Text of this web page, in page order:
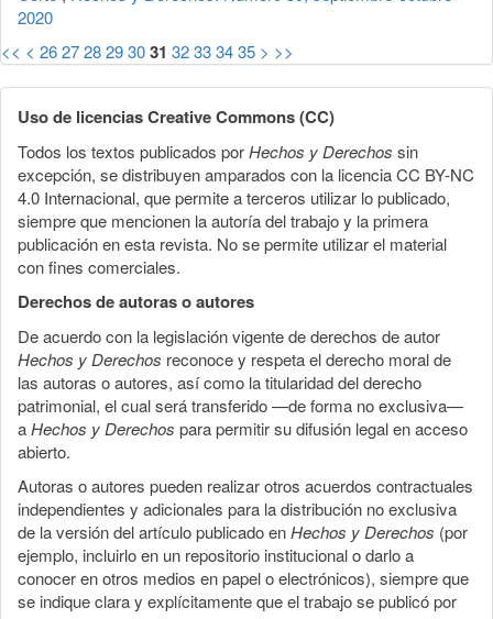
2020
<< < 262728293031 32333435 > >>
Uso de licencias Creative Commons (CC)
Todos los textos publicados porHechos y Derechos sin
excepción, se distribuyen amparados con la licencia CC BY-NC
4.0 Internacional, que permite a terceros utilizar lo publicado,
siempre que mencionen la autoría del trabajo y la primera
publicación en esta revista. No se permite utilizar el material
con fines comerciales.
Derechos de autoras o autores
De acuerdo con la legislación vigente de derechos de autor
Hechos y Derechos reconoce y respeta el derecho moral de
las autoras o autores, así como la titularidad del derecho
patrimonial, el cual será transferido —de forma no exclusiva—
aHechos y Derechos para permitir su difusión legal en acceso
abierto.
Autoras o autores pueden realizar otros acuerdos contractuales
independientes y adicionales para la distribución no exclusiva
de la versión del artículo publicado enHechos y Derechos (por
ejemplo, incluirlo en un repositorio institucional o darlo a
conocer en otros medios en papel o electrónicos), siempre que
se indique clara y explícitamente que el trabajo se publicó por